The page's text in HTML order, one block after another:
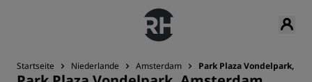
Startseite Niederlande Amsterdam Park Plaza Vondelpark,